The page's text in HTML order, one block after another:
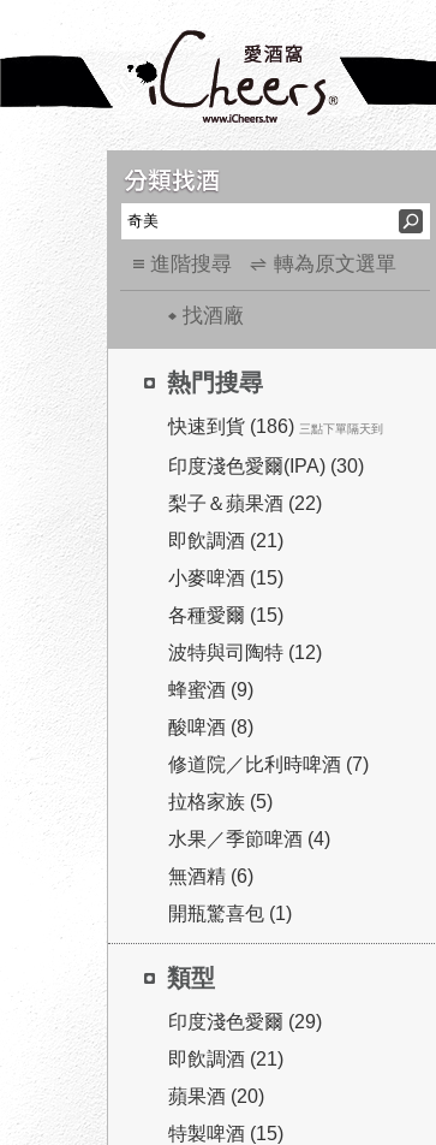
進階搜尋 轉為原文選單
找酒廠
熱門搜尋
快速到貨 (186) 三點下單隔天到
印度淺色愛爾(IPA) (30)
梨子＆蘋果酒 (22)
即飲調酒 (21)
小麥啤酒 (15)
各種愛爾 (15)
波特與司陶特 (12)
蜂蜜酒 (9)
酸啤酒 (8)
修道院／比利時啤酒 (7)
拉格家族 (5)
水果／季節啤酒 (4)
無酒精 (6)
開瓶驚喜包 (1)
類型
印度淺色愛爾 (29)
即飲調酒 (21)
蘋果酒 (20)
特製啤酒 (15)